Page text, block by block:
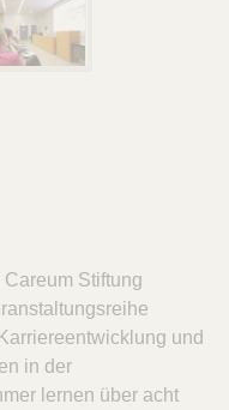
Stiftung
und
in der
lernen über acht